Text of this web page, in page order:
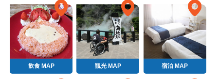
飲食 MAP 観光 MAP 宿泊 MAP